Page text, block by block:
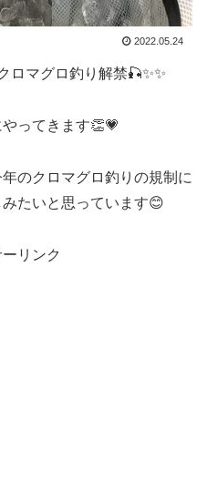
2022.05.24
ロマグロ釣り解禁🎣✨✨
ってきます👏💗
のクロマグロ釣りの規制に
たいと思っています😊
リンク